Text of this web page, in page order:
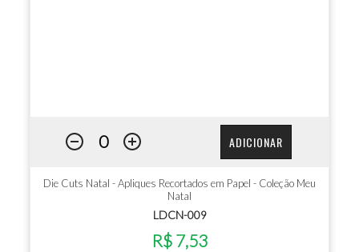
ADICIONAR
Die Cuts Natal - Apliques Recortados em Papel - Coleção Meu
Natal
LDCN-009
R$ 7,53